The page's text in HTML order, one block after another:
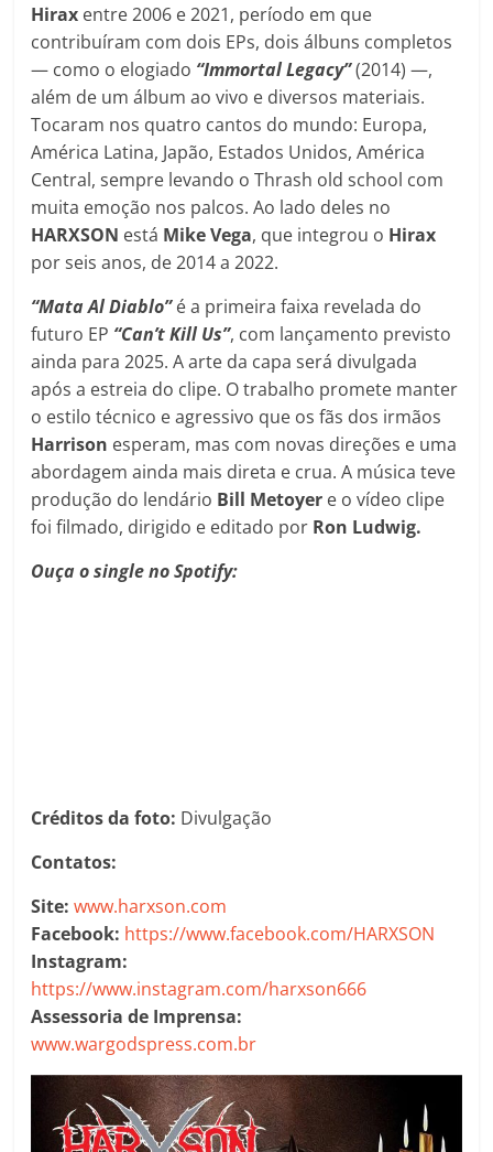
Hirax entre 2006 e 2021, período em que
contribuíram com dois EPs, dois álbuns completos
— como o elogiado “Immortal Legacy”(2014) —,
além de um álbum ao vivo e diversos materiais.
Tocaram nos quatro cantos do mundo: Europa,
América Latina, Japão, Estados Unidos, América
Central, sempre levando o Thrash old school com
muita emoção nos palcos. Ao lado deles no
HARXSON está Mike Vega, que integrou o Hirax
por seis anos, de 2014 a 2022.
“Mata Al Diablo”é a primeira faixa revelada do
futuro EP “Can’t Kill Us”, com lançamento previsto
ainda para 2025. A arte da capa será divulgada
após a estreia do clipe. O trabalho promete manter
o estilo técnico e agressivo que os fãs dos irmãos
Harrison esperam, mas com novas direções e uma
abordagem ainda mais direta e crua. A música teve
produção do lendário Bill Metoyer e o vídeo clipe
foi filmado, dirigido e editado por Ron Ludwig.
Ouça o single no Spotify:
Créditos da foto: Divulgação
Contatos:
Site:www.harxson.com
Facebook: https://www.facebook.com/HARXSON
Instagram:
https://www.instagram.com/harxson666
Assessoria de Imprensa:
www.wargodspress.com.br